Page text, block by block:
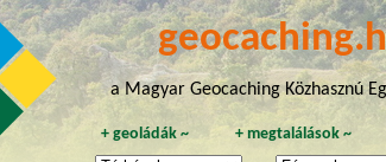
a Magyar Geocaching Közhasznú
+geoládák ~ + megtalálások~